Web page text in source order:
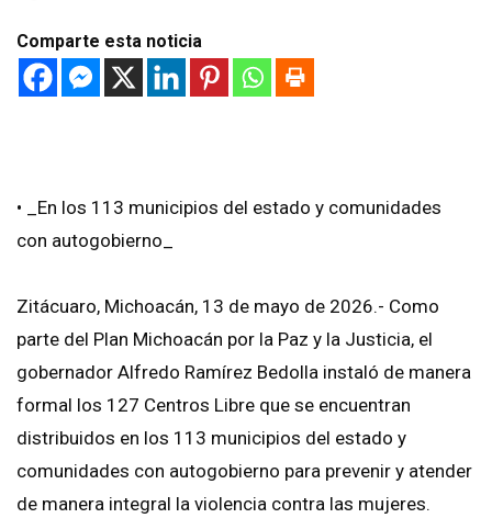
Comparte esta noticia
• _En los 113 municipios del estado y comunidades
con autogobierno_
Zitácuaro, Michoacán, 13 de mayo de 2026.- Como
parte del Plan Michoacán por la Paz y la Justicia, el
gobernador Alfredo Ramírez Bedolla instaló de manera
formal los 127 Centros Libre que se encuentran
distribuidos en los 113 municipios del estado y
comunidades con autogobierno para prevenir y atender
de manera integral la violencia contra las mujeres.